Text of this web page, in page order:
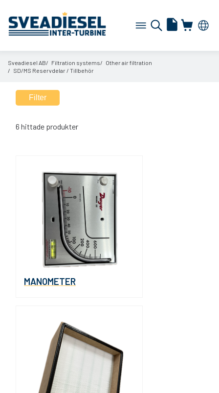
Sveadiesel AB Filtration systems
Other air filtration
SD/MS Reservdelar / Tillbehör
Filter
6 hittade produkter
MANOMETER